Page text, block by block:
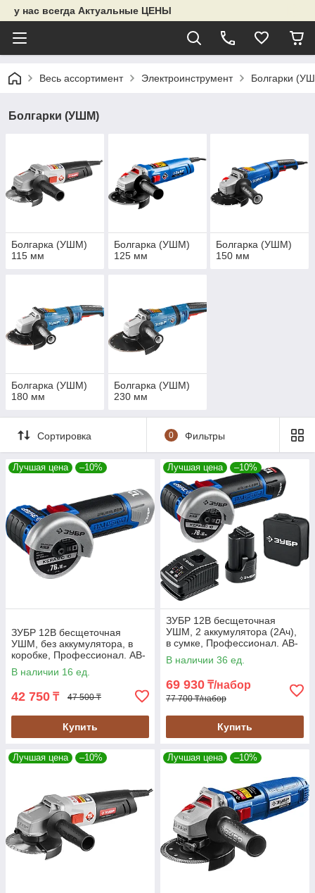
у нас всегда Актуальные ЦЕНЫ
Весь ассортимент Электроинструмент Болгарки
Болгарки (УШМ)
Болгарка (УШМ)
115 мм
Болгарка (УШМ)
125 мм
Болгарка (УШМ)
150 мм
Болгарка (УШМ)
180 мм
Болгарка (УШМ)
230 мм
Сортировка 0 Фильтры
Лучшая цена –10%
ЗУБР 12В бесщеточная
УШМ, без аккумулятора, в
коробке, Профессионал. AB-
76
В наличии 16 ед.
42 750 ₸ 47 500 ₸
Купить
Лучшая цена –10%
ЗУБР 12В бесщеточная
УШМ, 2 аккумулятора (2Ач),
в сумке, Профессионал. AB-
76-22
В наличии 36 ед.
69 930 ₸/набор
77 700 ₸/набор
Купить
Лучшая цена –10% Лучшая цена –10%